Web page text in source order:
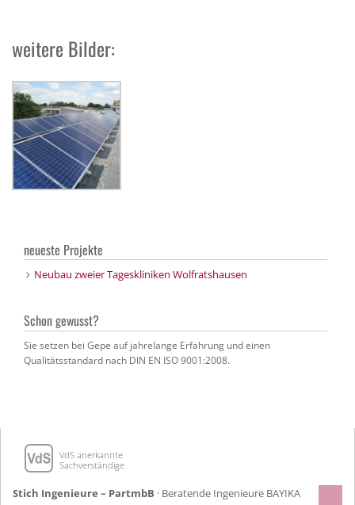
weitere Bilder:
neueste Projekte
Neubau zweier Tageskliniken Wolfratshausen
Schon gewusst?
Sie setzen bei Gepe auf jahrelange Erfahrung und einen
Qualitätsstandard nach DIN EN ISO 9001:2008.
VdS anerkannte
Sachverständige
Stich Ingenieure – PartmbB · Beratende Ingenieure BAYIKA